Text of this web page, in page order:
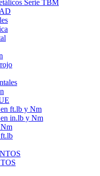
Serie TBM
ft.lb y Nm
in.lb y Nm